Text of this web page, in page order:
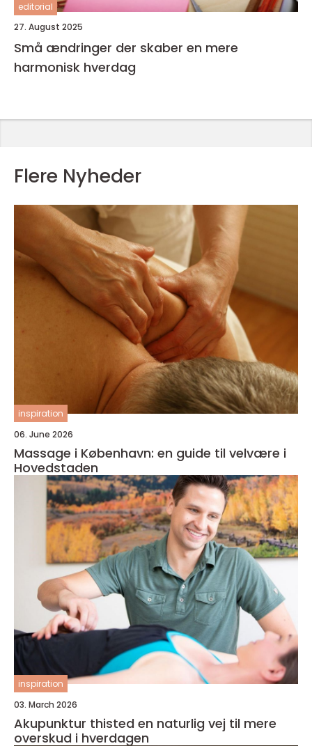
editorial
27. August 2025
Små ændringer der skaber en mere
harmonisk hverdag
Flere Nyheder
inspiration
06. June 2026
Massage i København: en guide til velvære i
Hovedstaden
inspiration
03. March 2026
Akupunktur thisted en naturlig vej til mere
overskud i hverdagen